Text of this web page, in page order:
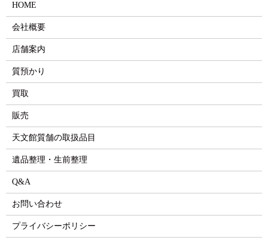
HOME
会社概要
店舗案内
質預かり
買取
販売
天文館質舗の取扱品目
遺品整理・生前整理
Q&A
お問い合わせ
プライバシーポリシー